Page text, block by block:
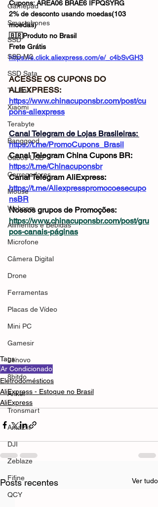
Gamepad
Smartphones
SSD
SSD M2
SSD Sata
TV Box
Xiaomi
Terabyte
Banggood
Cabos USB
Carregadores
Mouse
Webcam
Alimentos e Bebidas
Microfone
Câmera Digital
Drone
Ferramentas
Placas de Vídeo
Mini PC
Gamesir
Lenovo
8bitdo
Anker
Tronsmart
Amazfit
DJI
Zeblaze
Fifine
QCY
Cupons: AREA06 BRAE6 IFPQSYRG
2% de desconto usando moedas(103
moedas)
🇧🇷Produto no Brasil
Frete Grátis
https://s.click.aliexpress.com/e/_c4bSvGH3
ACESSE OS CUPONS DO
ALIEXPRESS:
https://www.chinacuponsbr.com/post/cu
pons-aliexpress
Canal Telegram de Lojas Brasileiras:
https://t.me/PromoCupons_Brasil
Canal Telegram China Cupons BR:
https://t.me/Chinacuponsbr
Canal Telegram AliExpress:
https://t.me/Aliexpresspromocoesecupo
nsBR
Nossos grupos de Promoções:
https://www.chinacuponsbr.com/post/gru
pos-canais-páginas
Tags:
Ar Condicionado
Eletrodomésticos
AliExpress - Estoque no Brasil
AliExpress
Posts recentes Ver tudo